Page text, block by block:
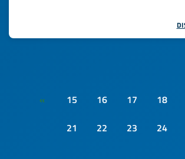
« 15 16 17 18
21
22 23 24